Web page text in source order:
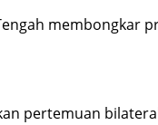
pertemuan